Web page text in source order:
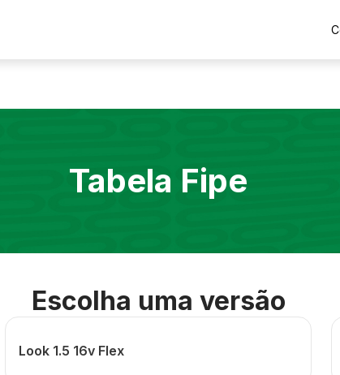
Tabela Fipe
Escolha uma versão
Look 1.5 16v Flex